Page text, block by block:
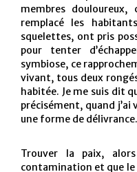
membres
remplacé les
squelettes, ont pris
pour tenter
symbiose, ce
vivant, tous deux
habitée. Je me suis dit
précisément, quand
une forme de délivrance.
Trouver la paix,
contamination et que le